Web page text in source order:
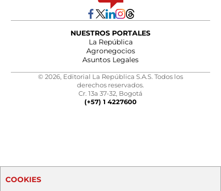
NUESTROS PORTALES
La República
Agronegocios
Asuntos Legales
© 2026, Editorial La República S.A.S. Todos los
derechos reservados.
Cr. 13a 37-32, Bogotá
(+57) 1 4227600
COOKIES